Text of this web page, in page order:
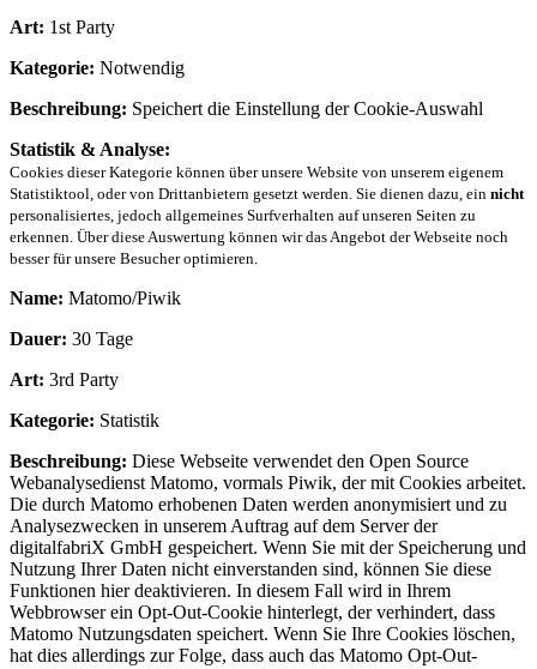
Art: 1st Party
Kategorie: Notwendig
Beschreibung: Speichert die Einstellung der Cookie-Auswahl
Statistik & Analyse:
Cookies dieser Kategorie können über unsere Website von unserem eigenem
Statistiktool, oder von Drittanbietern gesetzt werden. Sie dienen dazu, ein nicht
personalisiertes, jedoch allgemeines Surfverhalten auf unseren Seiten zu
erkennen. Über diese Auswertung können wir das Angebot der Webseite noch
besser für unsere Besucher optimieren.
Name: Matomo/Piwik
Dauer: 30 Tage
Art: 3rd Party
Kategorie: Statistik
Beschreibung: Diese Webseite verwendet den Open Source
Webanalysedienst Matomo, vormals Piwik, der mit Cookies arbeitet.
Die durch Matomo erhobenen Daten werden anonymisiert und zu
Analysezwecken in unserem Auftrag auf dem Server der
digitalfabriX GmbH gespeichert. Wenn Sie mit der Speicherung und
Nutzung Ihrer Daten nicht einverstanden sind, können Sie diese
Funktionen hier deaktivieren. In diesem Fall wird in Ihrem
Webbrowser ein Opt-Out-Cookie hinterlegt, der verhindert, dass
Matomo Nutzungsdaten speichert. Wenn Sie Ihre Cookies löschen,
hat dies allerdings zur Folge, dass auch das Matomo Opt-Out-